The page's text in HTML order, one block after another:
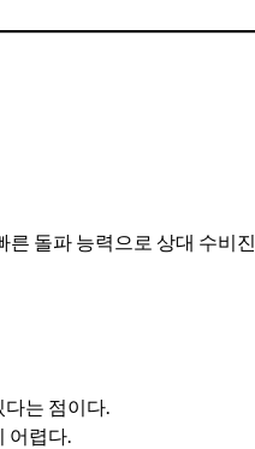
돌파 능력으로 상대 수비진
다는 점이다.
어렵다.